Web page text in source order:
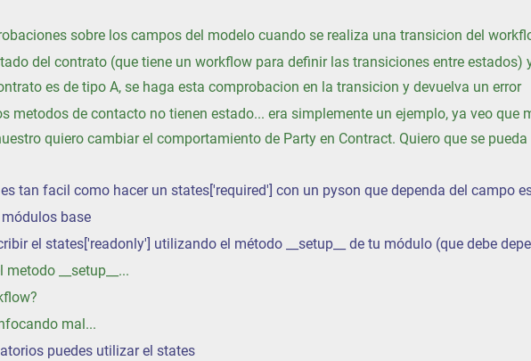
sobre los campos del modelo cuando se realiza una transicion del
del contrato (que tiene un workflow para definir las transiciones entre estados)
es de tipo A, se haga esta comprobacion en la transicion y devuelva un error
metodos de contacto no tienen estado... era simplemente un ejemplo, ya veo que
quiero cambiar el comportamiento de Party en Contract. Quiero que se
tan facil como hacer un states['required'] con un pyson que dependa del campo
base
el states['readonly'] utilizando el método __setup__ de tu módulo (que debe
__setup__...
mal...
puedes utilizar el states